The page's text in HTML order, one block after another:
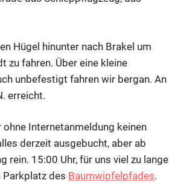
Hügel hinunter nach Brakel um
zu fahren. Über eine kleine
unbefestigt fahren wir bergan. An
erreicht.
Internetanmeldung keinen
derzeit ausgebucht, aber ab
rein. 15:00 Uhr, für uns viel zu lange
Parkplatz des Baumwipfelpfades.